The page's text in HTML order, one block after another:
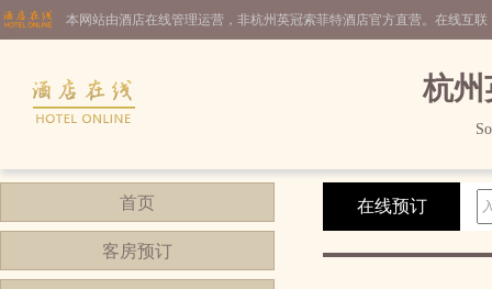
本网站由酒店在线管理运营，非杭州英冠索菲特酒店官方直营。在线互
杭州
首页
客房预订
在线预订